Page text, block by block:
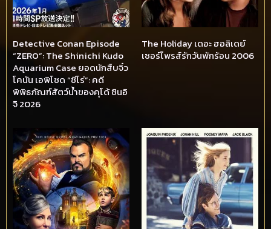
Detective Conan Episode
“ZERO”: The Shinichi Kudo
Aquarium Case ยอดนักสืบจิ๋ว
โคนัน เอพิโซด “ซีโร่”: คดี
พิพิธภัณฑ์สัตว์น้ำของคุโด้ ชินอิ
จิ 2026
The Holiday เดอะ ฮอลิเดย์
เซอร์ไพรส์รักวันพักร้อน 2006